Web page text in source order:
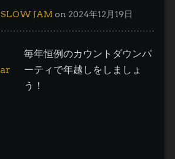
SLOW JAM on 2024年12月19日
毎年恒例のカウントダウンパ
ーティで年越しをしましょ
う！